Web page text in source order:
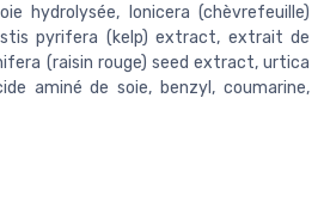
hydrolysée, lonicera (chèvrefeuille)
pyrifera (kelp) extract, extrait de
(raisin rouge) seed extract, urtica
aminé de soie, benzyl, coumarine,